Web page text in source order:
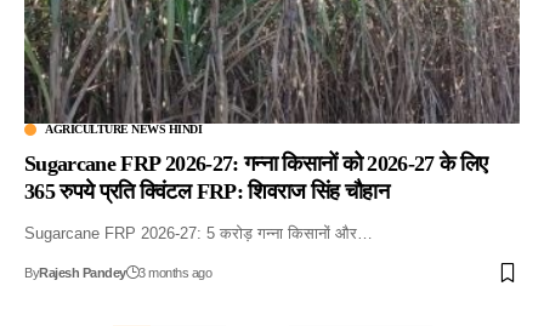
AGRICULTURE NEWS HINDI
Sugarcane FRP 2026-27: गन्ना किसानों को 2026-27 के लिए
365 रुपये प्रति क्विंटल FRP: शिवराज सिंह चौहान
Sugarcane FRP 2026-27: 5 करोड़ गन्ना किसानों और…
ByRajesh Pandey 3 months ago